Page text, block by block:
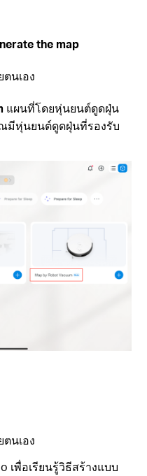
the map
ตนเอง
แผนที่โดยหุ่นยนต์ดูดฝุ่น
มีหุ่นยนต์ดูดฝุ่นที่รองรับ
ตนเอง
เพื่อเรียนรู้วิธีสร้างแบบ